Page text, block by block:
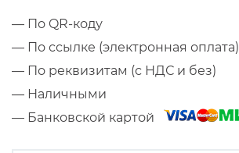
— По QR-коду
— По ссылке (электронная оплата)
— По реквизитам (с НДС и без)
— Наличными
— Банковской картой